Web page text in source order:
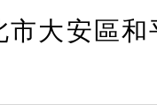
市大安區和